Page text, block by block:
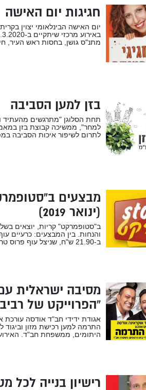
חגיגות יום האישה
יום האישה הבינלאומי יצוין בקרית
מתנ"ס גושן, בחסות ראש העיר,
בזן למען הסביבה
תחת הסלוגן "מתרגשים מהעתיד
למחר", ממשיכה קבוצת בזן
לתרום לשיפור איכות הסביבה
מבצעים
(ינואר 2019)
ב"סטופמרקט" קריות, יוצאים
והנחות. בין המבצעים: כרעיים
ב-21.90 ש"ח, שניצל עוף פרוס טרי ב-34.9...
מסיבה ישראלית
“הפרוייקט של
אגודת ידידי חב"ד אודסה עורכת
התרמה למען רכישת מזון וביגוד
היתומים, ממשפחת חב"ד. האירוע
רישיון בנייה לכל